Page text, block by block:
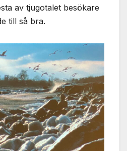
av tjugotalet besökare
till så bra.